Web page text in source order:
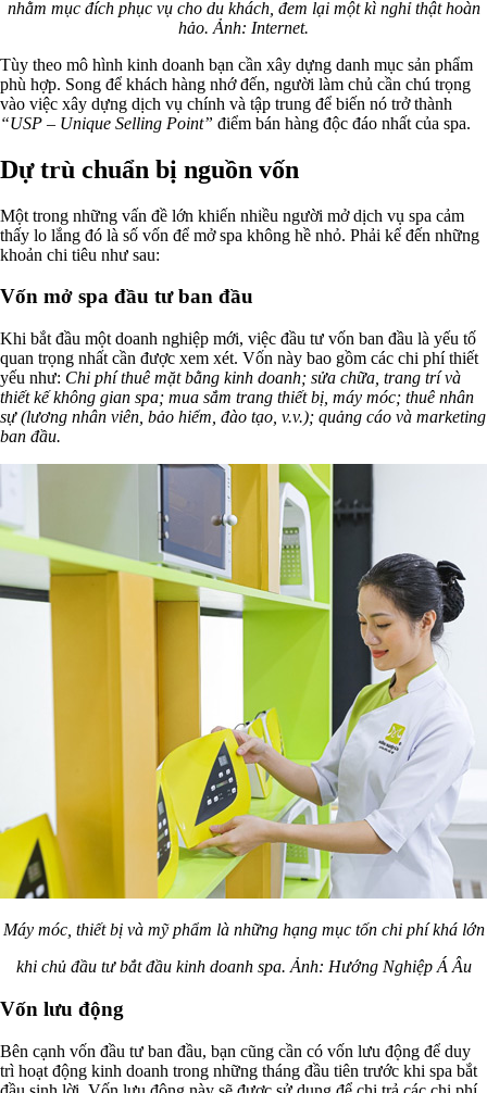
nhằm mục đích phục vụ cho du khách, đem lại một kì nghỉ thật hoàn
hảo. Ảnh: Internet.
Tùy theo mô hình kinh doanh bạn cần xây dựng danh mục sản phẩm
phù hợp. Song để khách hàng nhớ đến, người làm chủ cần chú trọng
vào việc xây dựng dịch vụ chính và tập trung để biến nó trở thành
“USP – Unique Selling Point” điểm bán hàng độc đáo nhất của spa.
Dự trù chuẩn bị nguồn vốn
Một trong những vấn đề lớn khiến nhiều người mở dịch vụ spa cảm
thấy lo lắng đó là số vốn để mở spa không hề nhỏ. Phải kể đến những
khoản chi tiêu như sau:
Vốn mở spa đầu tư ban đầu
Khi bắt đầu một doanh nghiệp mới, việc đầu tư vốn ban đầu là yếu tố
quan trọng nhất cần được xem xét. Vốn này bao gồm các chi phí thiết
yếu như: Chi phí thuê mặt bằng kinh doanh; sửa chữa, trang trí và
thiết kế không gian spa; mua sắm trang thiết bị, máy móc; thuê nhân
sự (lương nhân viên, bảo hiểm, đào tạo, v.v.); quảng cáo và marketing
ban đầu.
Máy móc, thiết bị và mỹ phẩm là những hạng mục tốn chi phí khá lớn
khi chủ đầu tư bắt đầu kinh doanh spa. Ảnh: Hướng Nghiệp Á Âu
Vốn lưu động
Bên cạnh vốn đầu tư ban đầu, bạn cũng cần có vốn lưu động để duy
trì hoạt động kinh doanh trong những tháng đầu tiên trước khi spa bắt